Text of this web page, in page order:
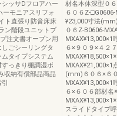
ッサDフロアハー
ーモニアスリフォ
ト直張り防音床床
ン階段ユニットプ
注文書オープン用
ごシーリングタ
タイプシステム
っきり棚調湿ボ
収納有償部品商品
材名本体深型０
６０６Z-
¥23,000寸法
０６Z-B0606-
MXAX¥13,000×1
６×９０９×４２
MXAX¥21,000×1
(mm)６０６×６
MXAX¥13,000×1
６×６０６部材名
スライドタイプ